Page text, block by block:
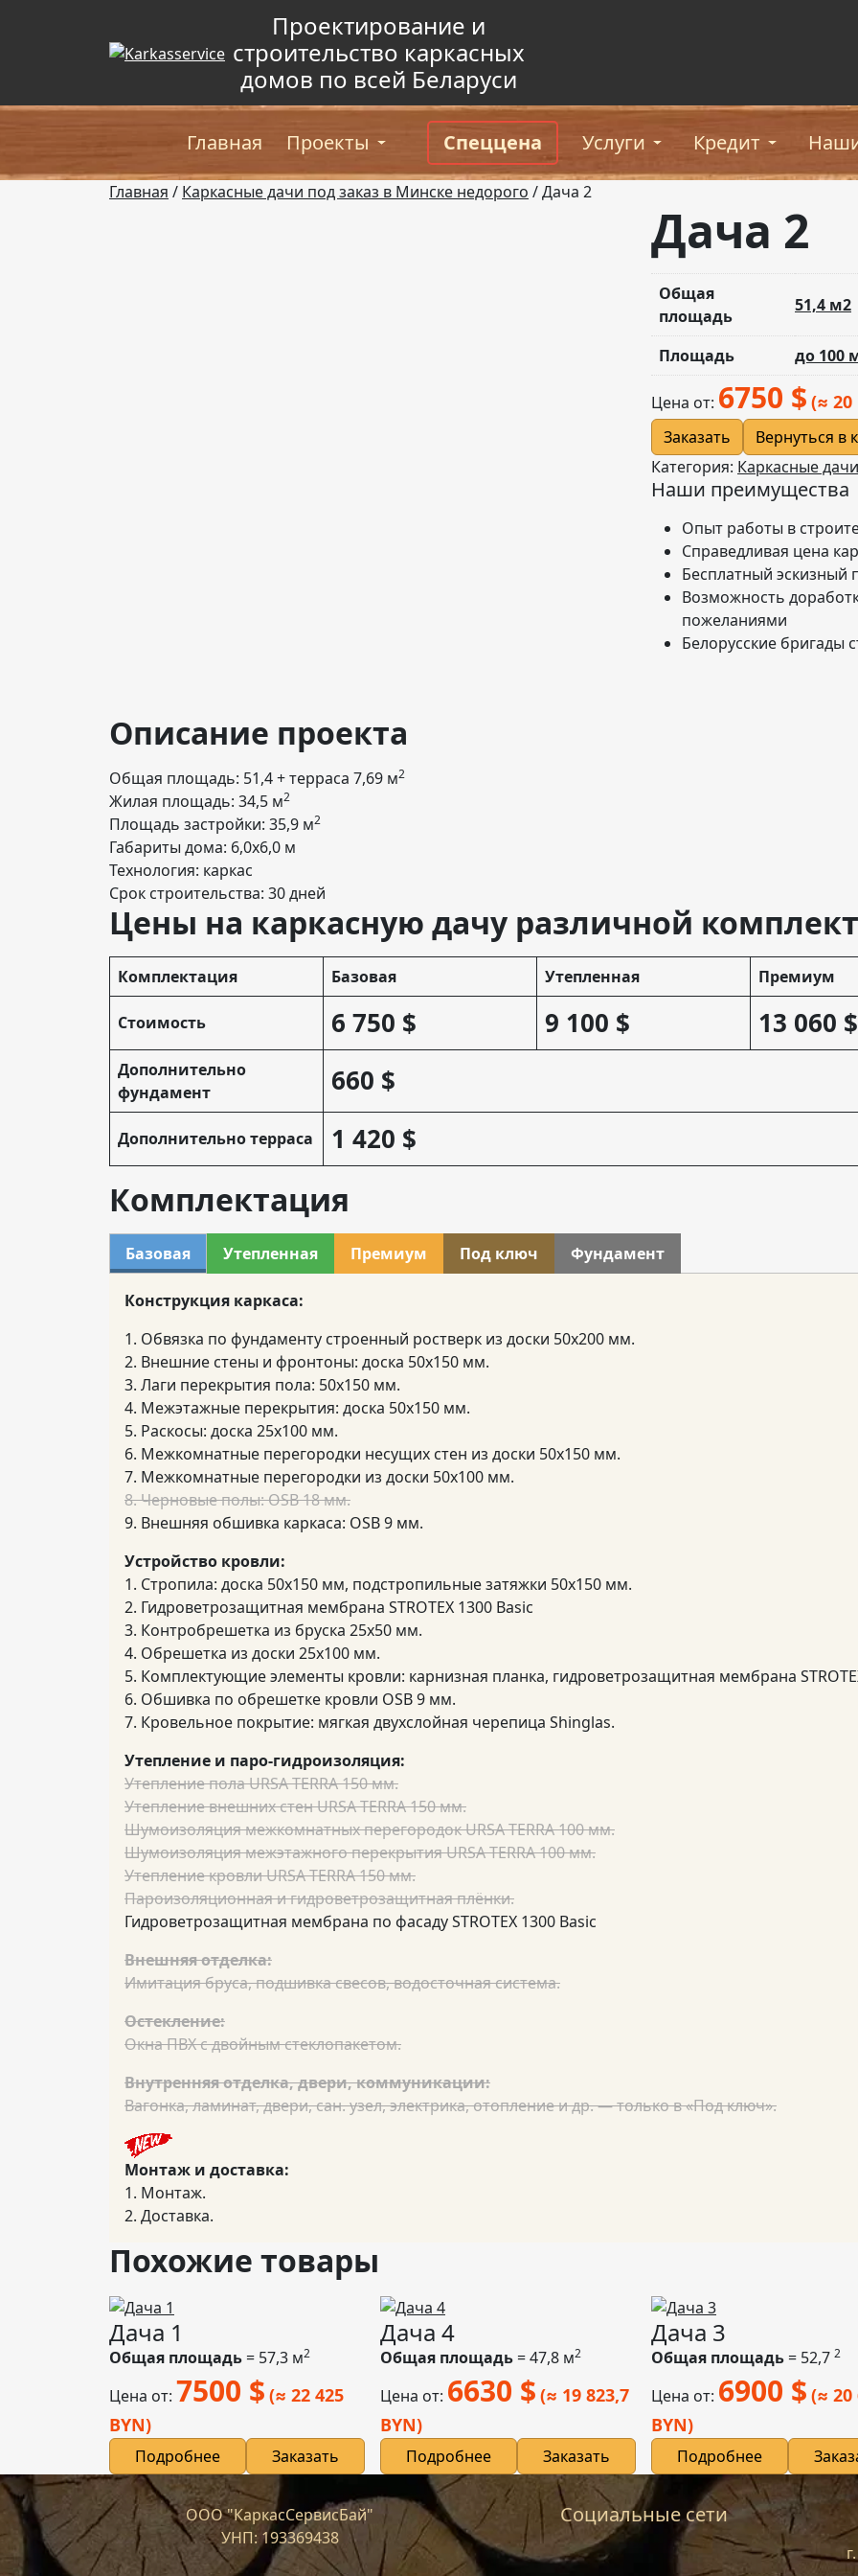
Проектирование и
строительство каркасных
домов по всей Беларуси
Главная Проекты Спеццена Услуги Кредит
Главная / Каркасные дачи под заказ в Минске недорого / Дача 2
Дача 2
Общая
площадь
51,4 м2
Площадь до 100
Цена от: 6750 $ (≈ 20
Заказать
Вернуться в
Категория: Каркасные
Наши преимущества
Опыт работы в
Справедливая цена
Бесплатный эскизный
Возможность
пожеланиями
Белорусские бригады
Описание проекта
Общая площадь: 51,4 + терраса 7,69 м2
Жилая площадь: 34,5 м2
Площадь застройки: 35,9 м2
Габариты дома: 6,0х6,0 м
Технология: каркас
Срок строительства: 30 дней
Цены на каркасную дачу различной
Комплектация Базовая Утепленная Премиум
Стоимость 6 750 $ 9 100 $ 13 060 $
Дополнительно
фундамент
660 $
Дополнительно терраса 1 420 $
Комплектация
Базовая Утепленная Премиум Под ключ Фундамент
Конструкция каркаса:
1. Обвязка по фундаменту строенный ростверк из доски 50х200 мм.
2. Внешние стены и фронтоны: доска 50х150 мм.
3. Лаги перекрытия пола: 50х150 мм.
4. Межэтажные перекрытия: доска 50х150 мм.
5. Раскосы: доска 25х100 мм.
6. Межкомнатные перегородки несущих стен из доски 50х150 мм.
7. Межкомнатные перегородки из доски 50х100 мм.
8. Черновые полы: OSB 18 мм.
9. Внешняя обшивка каркаса: OSB 9 мм.
Устройство кровли:
1. Стропила: доска 50х150 мм, подстропильные затяжки 50х150 мм.
2. Гидроветрозащитная мембрана STROTEX 1300 Basic
3. Контробрешетка из бруска 25х50 мм.
4. Обрешетка из доски 25х100 мм.
5. Комплектующие элементы кровли: карнизная планка, гидроветрозащитная мембрана
6. Обшивка по обрешетке кровли OSB 9 мм.
7. Кровельное покрытие: мягкая двухслойная черепица Shinglas.
Утепление и паро-гидроизоляция:
Утепление пола URSA TERRA 150 мм.
Утепление внешних стен URSA TERRA 150 мм.
Шумоизоляция межкомнатных перегородок URSA TERRA 100 мм.
Шумоизоляция межэтажного перекрытия URSA TERRA 100 мм.
Утепление кровли URSA TERRA 150 мм.
Пароизоляционная и гидроветрозащитная плёнки.
Гидроветрозащитная мембрана по фасаду STROTEX 1300 Basic
Внешняя отделка:
Имитация бруса, подшивка свесов, водосточная система.
Остекление:
Окна ПВХ с двойным стеклопакетом.
Внутренняя отделка, двери, коммуникации:
Вагонка, ламинат, двери, сан. узел, электрика, отопление и др. — только в «Под ключ».
Монтаж и доставка:
1. Монтаж.
2. Доставка.
Похожие товары
Дача 1
Общая площадь= 57,3 м2
Цена от: 7500 $ (≈ 22 425
BYN)
Подробнее Заказать
Дача 4
Общая площадь= 47,8 м2
Цена от: 6630 $ (≈ 19 823,7
BYN)
Подробнее Заказать
Дача 3
Общая площадь= 52,7 2
Цена от: 6900 $ (≈ 20
BYN)
Подробнее
ООО "КаркасСервисБай"
УНП: 193369438
Социальные сети